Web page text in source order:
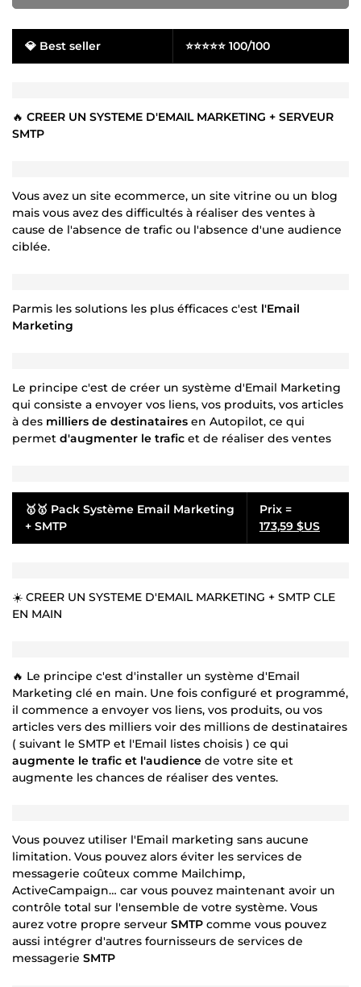
💎 Best seller ⭐⭐⭐⭐⭐ 100/100
🔥 CREER UN SYSTEME D'EMAIL MARKETING + SERVEUR
SMTP
Vous avez un site ecommerce, un site vitrine ou un blog
mais vous avez des difficultés à réaliser des ventes à
cause de l'absence de trafic ou l'absence d'une audience
ciblée.
Parmis les solutions les plus éfficaces c'est l'Email
Marketing
Le principe c'est de créer un système d'Email Marketing
qui consiste a envoyer vos liens, vos produits, vos articles
à des milliers de destinataires en Autopilot, ce qui
permet d'augmenter le trafic et de réaliser des ventes
🥇🥇 Pack Système Email Marketing
+ SMTP
Prix =
173,59 $US
☀️ CREER UN SYSTEME D'EMAIL MARKETING + SMTP CLE
EN MAIN
🔥 Le principe c'est d'installer un système d'Email
Marketing clé en main. Une fois configuré et programmé,
il commence a envoyer vos liens, vos produits, ou vos
articles vers des milliers voir des millions de destinataires
( suivant le SMTP et l'Email listes choisis ) ce qui
augmente le trafic et l'audience de votre site et
augmente les chances de réaliser des ventes.
Vous pouvez utiliser l'Email marketing sans aucune
limitation. Vous pouvez alors éviter les services de
messagerie coûteux comme Mailchimp,
ActiveCampaign… car vous pouvez maintenant avoir un
contrôle total sur l'ensemble de votre système. Vous
aurez votre propre serveur SMTP comme vous pouvez
aussi intégrer d'autres fournisseurs de services de
messagerie SMTP